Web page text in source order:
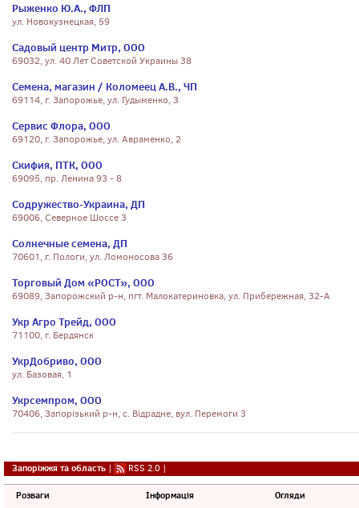
Рыженко Ю.А., ФЛП
ул. Новокузнецкая, 59
Садовый центр Митр, ООО
69032, ул. 40 Лет Советской Украины 38
Семена, магазин / Коломеец А.В., ЧП
69114, г. Запорожье, ул. Гудыменко, 3
Сервис Флора, ООО
69120, г. Запорожье, ул. Авраменко, 2
Скифия, ПТК, ООО
69095, пр. Ленина 93 - 8
Содружество-Украина, ДП
69006, Северное Шоссе 3
Солнечные семена, ДП
70601, г. Пологи, ул. Ломоносова 36
Торговый Дом «РОСТ», ООО
69089, Запорожский р-н, пгт. Малокатериновка, ул. Прибережная, 32-А
Укр Агро Трейд, ООО
71100, г. Бердянск
УкрДобриво, ООО
ул. Базовая, 1
Укрсемпром, ООО
70406, Запорiзький р-н, с. Вiдрадне, вул. Перемоги 3
Запоріжжя та область | RSS 2.0 |
Розваги Інформація Огляди